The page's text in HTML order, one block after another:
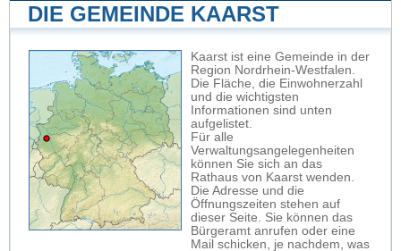
DIE GEMEINDE KAARST
Kaarst ist eine Gemeinde in der
Region Nordrhein-Westfalen.
Die Fläche, die Einwohnerzahl
und die wichtigsten
Informationen sind unten
aufgelistet.
Für alle
Verwaltungsangelegenheiten
können Sie sich an das
Rathaus von Kaarst wenden.
Die Adresse und die
Öffnungszeiten stehen auf
dieser Seite. Sie können das
Bürgeramt anrufen oder eine
Mail schicken, je nachdem, was